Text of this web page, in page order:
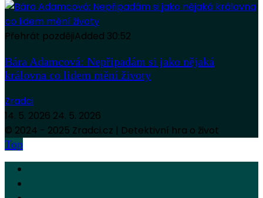
Přehrát pozdějiAdded 30:52
Bára Adamcová: Nepřipadám si jako nějaká
královna co lidem mění životy
Zradci
14. 5. 2026 24. 5. 2026
© 2024 - 2025 Zradci.cz | Detektivní hra o život
Top